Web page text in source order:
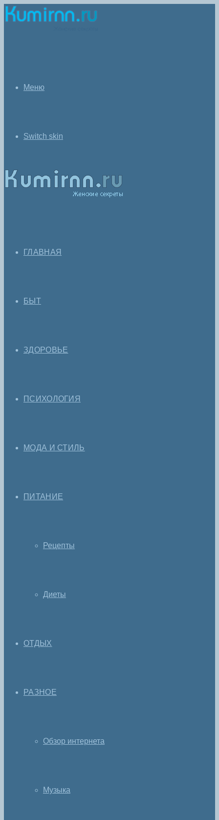
Меню
Switch skin
ГЛАВНАЯ
БЫТ
ЗДОРОВЬЕ
ПСИХОЛОГИЯ
МОДА И СТИЛЬ
ПИТАНИЕ
Рецепты
Диеты
ОТДЫХ
РАЗНОЕ
Обзор интернета
Музыка